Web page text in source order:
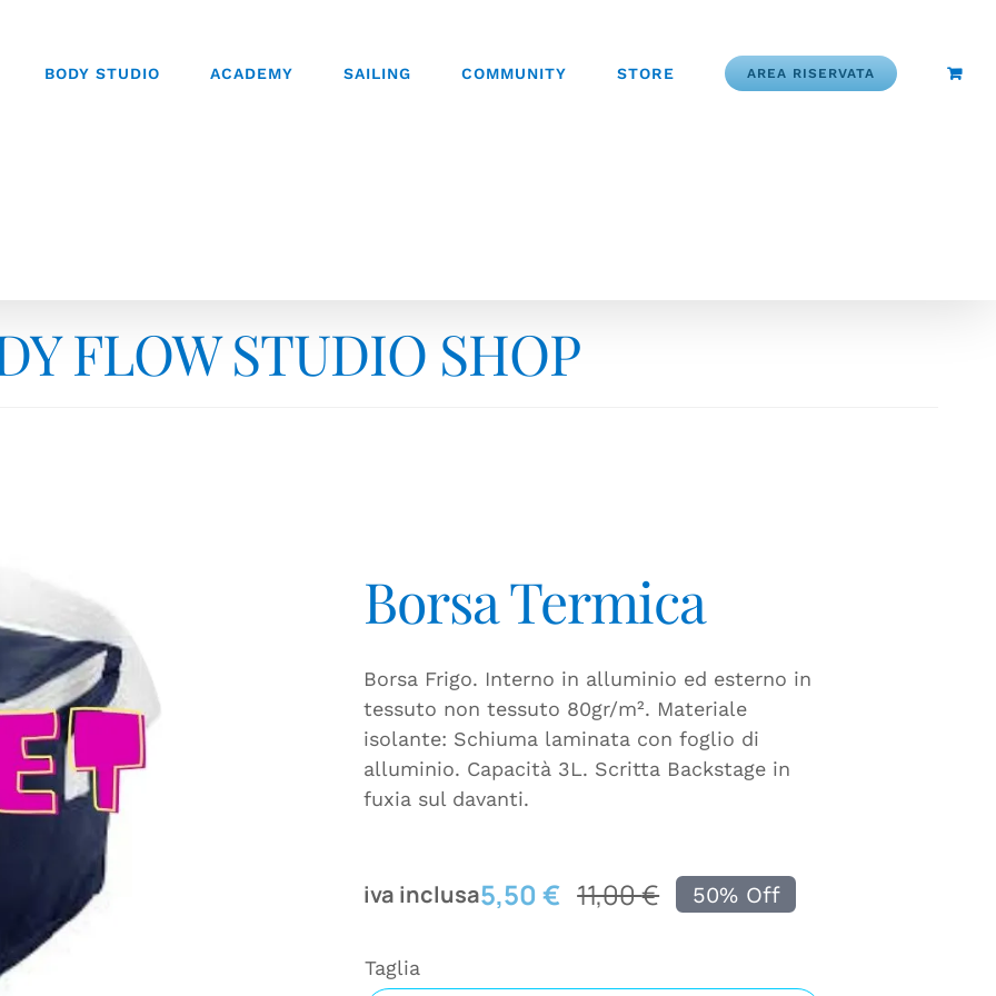
BODY STUDIO ACADEMY SAILING COMMUNITY STORE AREA RISERVATA
FLOW STUDIO SHOP
Borsa Termica
Borsa Frigo. Interno in alluminio ed esterno in
tessuto non tessuto 80gr/m². Materiale
isolante: Schiuma laminata con foglio di
alluminio. Capacità 3L. Scritta Backstage in
fuxia sul davanti.
11,00€Il
originale
5,50€
Il
attuale
iva inclusa 50% Off
Taglia